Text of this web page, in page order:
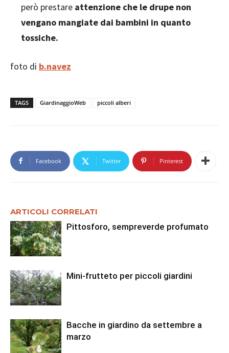
però prestare attenzione che le drupe non
vengano mangiate dai bambini in quanto
tossiche.
foto di b.navez
TAGS GiardinaggioWeb piccoli alberi
Facebook Twitter Pinterest
ARTICOLI CORRELATI
Pittosforo, sempreverde profumato
Mini-frutteto per piccoli giardini
Bacche in giardino da settembre a
marzo